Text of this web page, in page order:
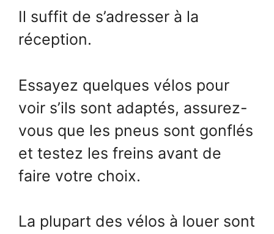
Il suffit de s’adresser à la
réception.
Essayez quelques vélos pour
voir s’ils sont adaptés, assurez-
vous que les pneus sont gonflés
et testez les freins avant de
faire votre choix.
La plupart des vélos à louer sont